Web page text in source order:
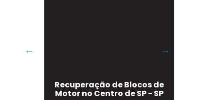
Recuperação de Blocos de
Motor no Centro de SP - SP